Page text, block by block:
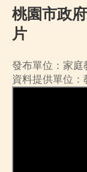
桃園市政
片
發布單位：家庭
資料提供單位：